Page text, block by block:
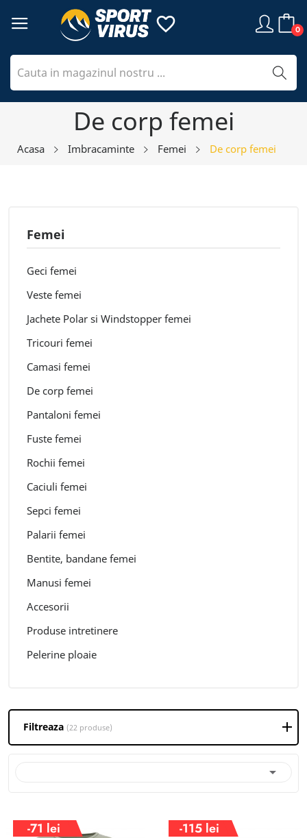
0
favorite_border
De corp femei
Acasa Imbracaminte Femei De corp femei
Femei
Geci femei
Veste femei
Jachete Polar si Windstopper femei
Tricouri femei
Camasi femei
De corp femei
Pantaloni femei
Fuste femei
Rochii femei
Caciuli femei
Sepci femei
Palarii femei
Bentite, bandane femei
Manusi femei
Accesorii
Produse intretinere
Pelerine ploaie
Filtreaza (22 produse)

-71 lei -115 lei